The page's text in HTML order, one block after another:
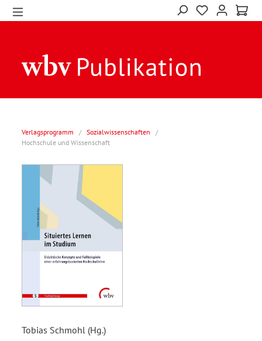
Verlagsprogramm / Sozialwissenschaften
/
Hochschule und Wissenschaft
Tobias Schmohl (Hg.)